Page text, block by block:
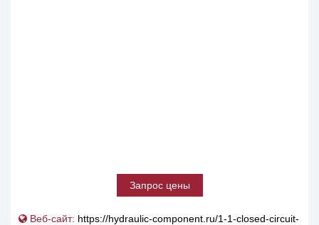
Запрос цены
Веб-сайт: https://hydraulic-component.ru/1-1-closed-circuit-